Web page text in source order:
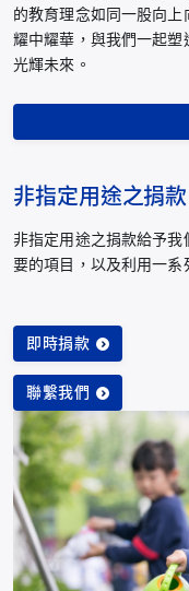
的教育理念如同一股向
耀中耀華，與我們一起
光輝未來。
非指定用途之捐款
非指定用途之捐款給予
要的項目，以及利用一系
即時捐款
聯繫我們